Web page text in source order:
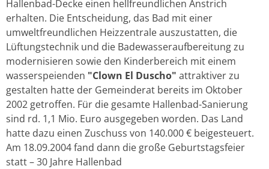
Hallenbad-Decke einen hellfreundlichen Anstrich
erhalten. Die Entscheidung, das Bad mit einer
umweltfreundlichen Heizzentrale auszustatten, die
Lüftungstechnik und die Badewasseraufbereitung zu
modernisieren sowie den Kinderbereich mit einem
wasserspeienden "Clown El Duscho" attraktiver zu
gestalten hatte der Gemeinderat bereits im Oktober
2002 getroffen. Für die gesamte Hallenbad-Sanierung
sind rd. 1,1 Mio. Euro ausgegeben worden. Das Land
hatte dazu einen Zuschuss von 140.000 € beigesteuert.
Am 18.09.2004 fand dann die große Geburtstagsfeier
statt – 30 Jahre Hallenbad